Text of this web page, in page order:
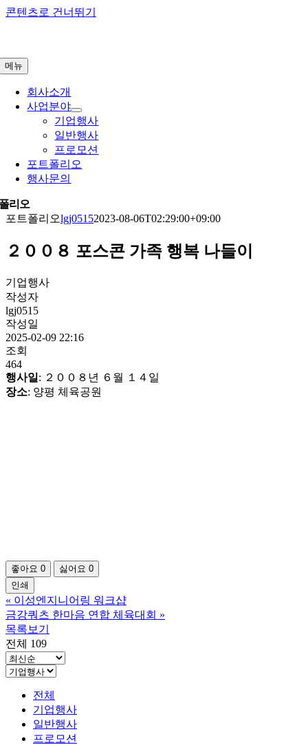
콘텐츠로 건너뛰기
메뉴
회사소개
사업분야
기업행사
일반행사
프로모션
포트폴리오
행사문의
리오
포트폴리오lgj05152023-08-06T02:29:00+09:00
２００８ 포스콘 가족 행복 나들이
기업행사
작성자
lgj0515
작성일
2025-02-09 22:16
조회
464
행사일 : ２００８년 ６월 １４일
장소: 양평 체육공원
좋아요 0 싫어요 0
인쇄
« 이성엔지니어링 워크샵
금강쿼츠 한마음 연합 체육대회 »
목록보기
전체 109
전체
기업행사
일반행사
프로모션